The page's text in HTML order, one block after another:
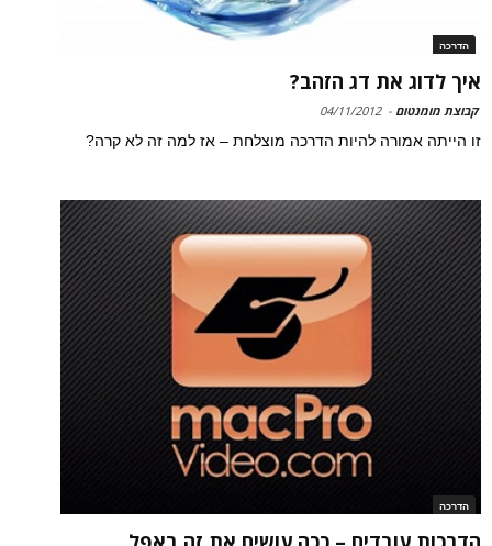
הדרכה
איך לדוג את דג הזהב?
קבוצת מומנטום -
04/11/2012
זו הייתה אמורה להיות הדרכה מוצלחת – אז למה זה לא קרה?
הדרכה